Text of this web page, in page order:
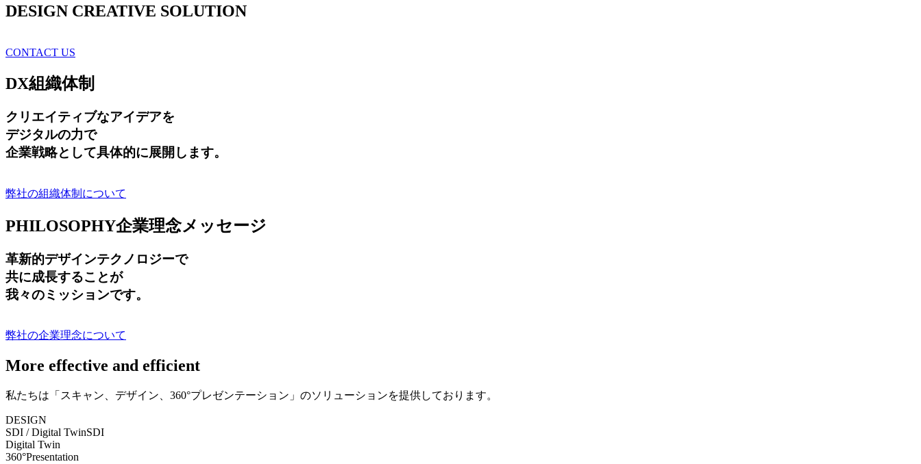
DESIGN CREATIVE SOLUTION
CONTACT US
DX組織体制
クリエイティブなアイデアを
デジタルの力で
企業戦略として具体的に展開します。
弊社の組織体制について
PHILOSOPHY企業理念メッセージ
革新的デザインテクノロジーで
共に成長することが
我々のミッションです。
弊社の企業理念について
More effective and efficient
私たちは「スキャン、デザイン、360°プレゼンテーション」のソリューションを提供しております。
DESIGN
SDI / Digital TwinSDI
Digital Twin
360°Presentation